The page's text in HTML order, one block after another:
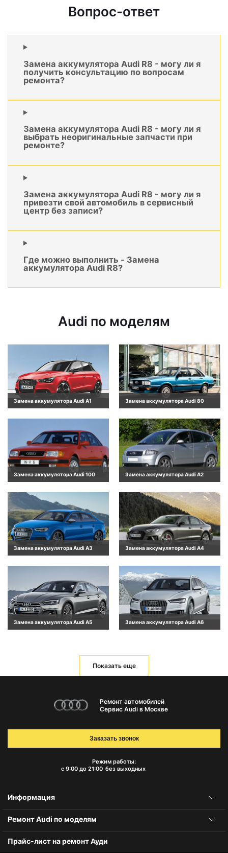
Вопрос-ответ
Замена аккумулятора Audi R8 - могу ли я
получить консультацию по вопросам
ремонта?
Замена аккумулятора Audi R8 - могу ли я
выбрать неоригинальные запчасти при
ремонте?
Замена аккумулятора Audi R8 - могу ли я
привезти свой автомобиль в сервисный
центр без записи?
Где можно выполнить - Замена
аккумулятора Audi R8?
Audi по моделям
Замена аккумулятора Audi A1 Замена аккумулятора Audi 80
Замена аккумулятора Audi 100 Замена аккумулятора Audi A2
Замена аккумулятора Audi A3 Замена аккумулятора Audi A4
Замена аккумулятора Audi A5 Замена аккумулятора Audi A6
Показать еще
Ремонт автомобилей
Сервис Audi в Москве
Режим работы:
с 9:00 до 21:00 без выходных
Заказать звонок
Информация
Ремонт Audi по моделям
Прайс-лист на ремонт Ауди